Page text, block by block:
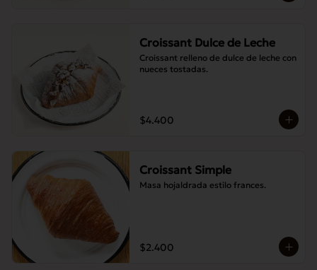
Croissant Dulce de Leche
Croissant relleno de dulce de leche con
nueces tostadas.
$4.400
Croissant Simple
Masa hojaldrada estilo frances.
$2.400